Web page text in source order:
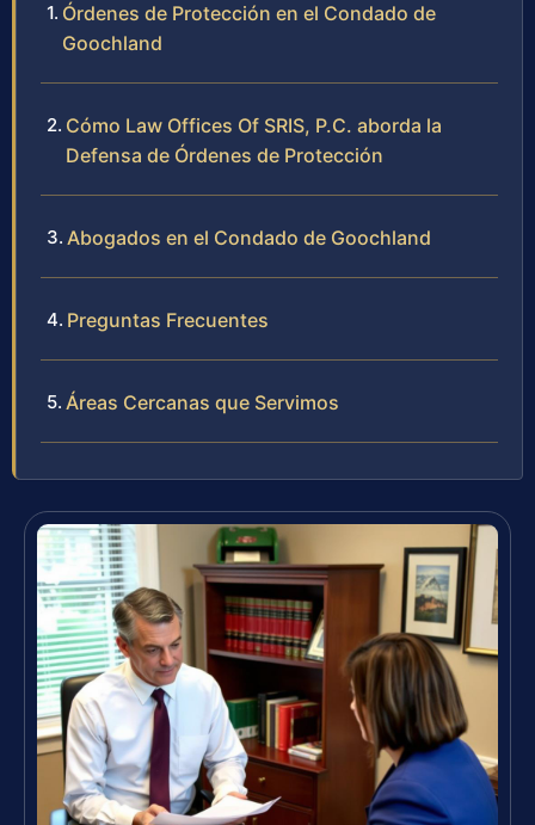
Órdenes de Protección en el Condado de
Goochland
Cómo Law Offices Of SRIS, P.C. aborda la
Defensa de Órdenes de Protección
Abogados en el Condado de Goochland
Preguntas Frecuentes
Áreas Cercanas que Servimos